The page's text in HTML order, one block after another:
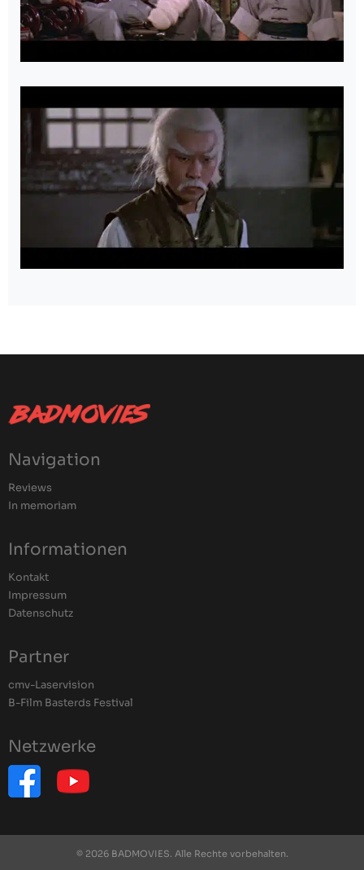
Navigation
Reviews
In memoriam
Informationen
Kontakt
Impressum
Datenschutz
Partner
cmv-Laservision
B-Film Basterds Festival
Netzwerke
© 2026 BADMOVIES. Alle Rechte vorbehalten.